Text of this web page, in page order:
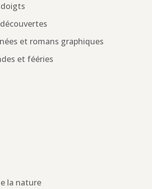
et romans graphiques
et fééries
la nature